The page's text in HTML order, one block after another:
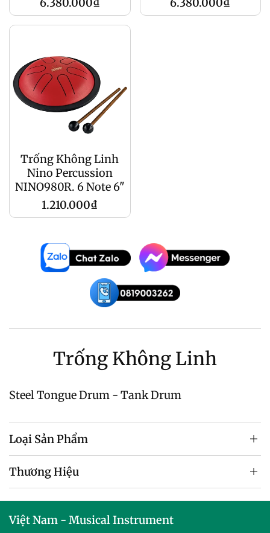
Trống Không Linh
Nino Percussion
NINO980R. 6 Note 6"
Giá
gốc
1.210.000₫
Trống Không Linh
Steel Tongue Drum - Tank Drum
Loại Sản Phẩm
Thương Hiệu
Việt Nam - Musical Instrument